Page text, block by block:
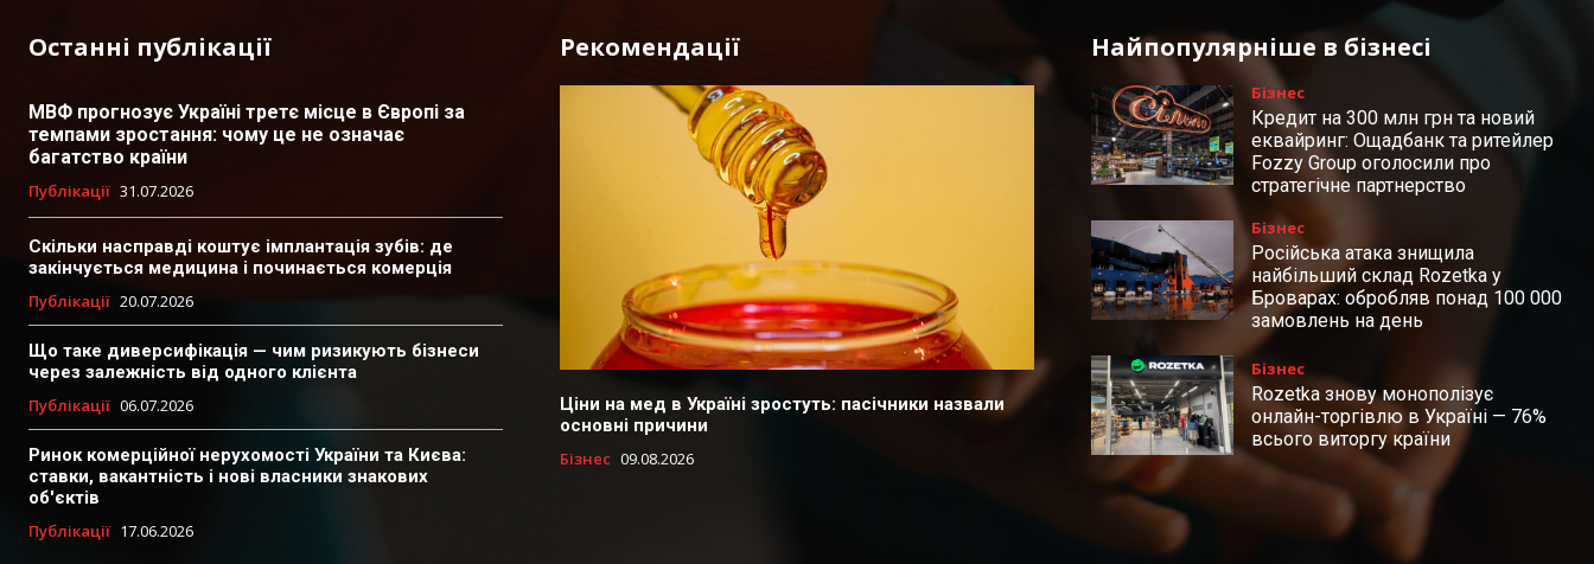
Останні публікації
МВФ прогнозує Україні третє місце в Європі за
темпами зростання: чому це не означає
багатство країни
Публікації 31.07.2026
Скільки насправді коштує імплантація зубів: де
закінчується медицина і починається комерція
Публікації 20.07.2026
Що таке диверсифікація — чим ризикують бізнеси
через залежність від одного клієнта
Публікації 06.07.2026
Ринок комерційної нерухомості України та Києва:
ставки, вакантність і нові власники знакових
об'єктів
Публікації 17.06.2026
Рекомендації
Ціни на мед в Україні зростуть: пасічники назвали
основні причини
Бізнес 09.08.2026
Найпопулярніше в бізнесі
Бізнес
Кредит на 300 млн грн та новий
еквайринг: Ощадбанк та ритейлер
Fozzy Group оголосили про
стратегічне партнерство
Бізнес
Російська атака знищила
найбільший склад Rozetka у
Броварах: обробляв понад 100 000
замовлень на день
Бізнес
Rozetka знову монополізує
онлайн-торгівлю в Україні — 76%
всього виторгу країни